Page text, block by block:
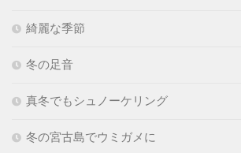
綺麗な季節
冬の足音
真冬でもシュノーケリング
冬の宮古島でウミガメに